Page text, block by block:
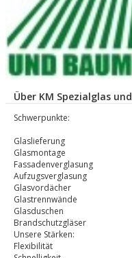
Über KM Spezialglas
Schwerpunkte:
Glaslieferung
Glasmontage
Fassadenverglasung
Aufzugsverglasung
Glasvordächer
Glastrennwände
Glasduschen
Brandschutzgläser
Unsere Stärken:
Flexibilität